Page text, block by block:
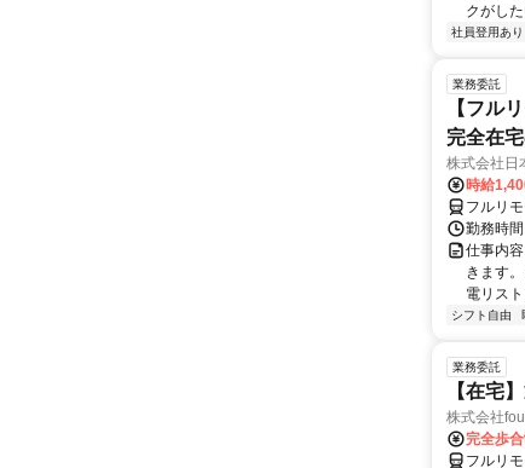
クがし
社員登用あり
業務委託
【フル
完全在
株式会社日
時給
フルリモ
勤務時
仕事内
きます
電リス
シフト自由
業務委託
【在宅
株式会社
完全歩合
フルリモ